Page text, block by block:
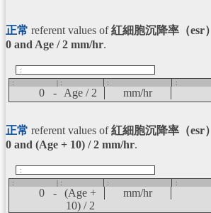
正常 referent values of紅細胞沉降率（esr）
0 and Age / 2 mm/hr.
:
:
| : : :
0 - Age / 2 mm/hr
正常 referent values of紅細胞沉降率（esr）
0 and (Age + 10) / 2 mm/hr.
:
:
| : : :
0 -
(Age +
10) / 2
mm/hr